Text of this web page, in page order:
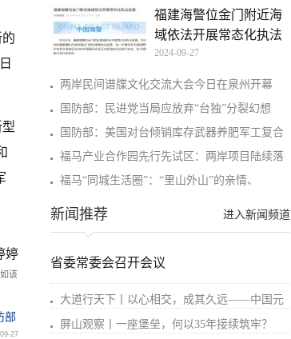
婷
该
部
27
福建海警位金门附近海
域依法开展常态化执法
巡
2024-09-27
两岸民间谱牒文化交流大会今日在泉州开幕
国防部：民进党当局应放弃“台独”分裂幻想
国防部：美国对台倾销库存武器养肥军工复合
福马产业合作园先行先试区：两岸项目陆续落
福马“同城生活圈”：“里山外山”的亲情、
进入新闻频道
新闻推荐
省委常委会召开会议
大道行天下丨以心相交，成其久远——中国元
屏山观察丨一座堡垒，何以35年接续筑牢？